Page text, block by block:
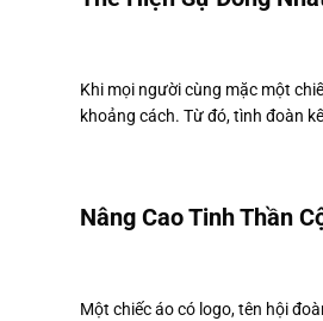
Khi mọi người cùng mặc một
khoảng cách. Từ đó, tình đoàn
Nâng Cao Tinh Thần
Một chiếc áo có logo, tên hội